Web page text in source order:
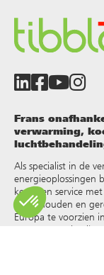
Frans
verwarming,
Als specialist in de
energieoplossingen
keuze en service
onderhouden en
Europa te voorzien
warm water,